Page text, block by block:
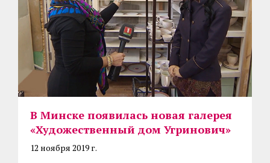
В Минске появилась новая галерея
«Художественный дом Угринович»
12 ноября 2019 г.